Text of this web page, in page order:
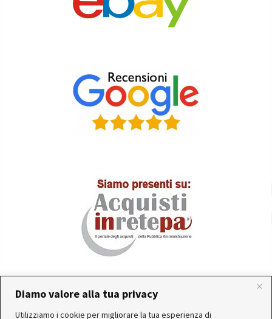
Diamo valore alla tua privacy
Utilizziamo i cookie per migliorare la tua esperienza di
In occasione delle FERIE ESTIVE, alcune aziende